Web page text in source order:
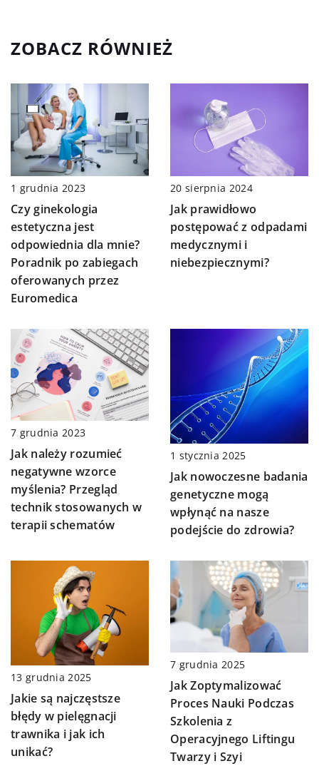
ZOBACZ RÓWNIEŻ
1 grudnia 2023
Czy ginekologia
estetyczna jest
odpowiednia dla mnie?
Poradnik po zabiegach
oferowanych przez
Euromedica
20 sierpnia 2024
Jak prawidłowo
postępować z odpadami
medycznymi i
niebezpiecznymi?
7 grudnia 2023
Jak należy rozumieć
negatywne wzorce
myślenia? Przegląd
technik stosowanych w
terapii schematów
1 stycznia 2025
Jak nowoczesne badania
genetyczne mogą
wpłynąć na nasze
podejście do zdrowia?
13 grudnia 2025
Jakie są najczęstsze
błędy w pielęgnacji
trawnika i jak ich
unikać?
7 grudnia 2025
Jak Zoptymalizować
Proces Nauki Podczas
Szkolenia z
Operacyjnego Liftingu
Twarzy i Szyi